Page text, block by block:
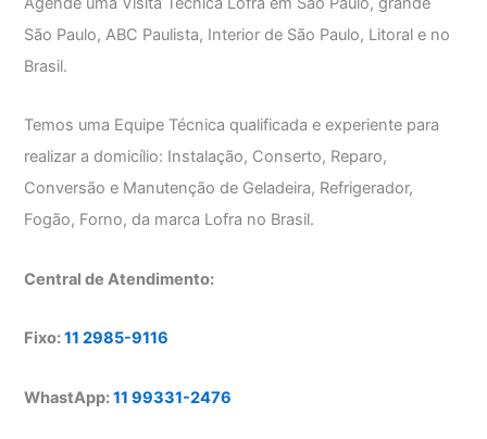
São Paulo, ABC Paulista, Interior de São Paulo, Litoral e no
Brasil.
Temos uma Equipe Técnica qualificada e experiente para
realizar a domicílio: Instalação, Conserto, Reparo,
Conversão e Manutenção de Geladeira, Refrigerador,
Fogão, Forno, da marca Lofra no Brasil.
Central de Atendimento:
Fixo:11 2985-9116
WhastApp:11 99331-2476